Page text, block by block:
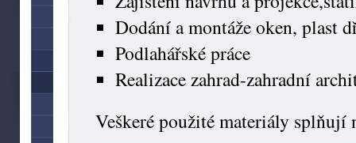
Dodání a montáže oken, plast
Podlahářské práce
Realizace zahrad-zahradní
Veškeré použité materiály splňují